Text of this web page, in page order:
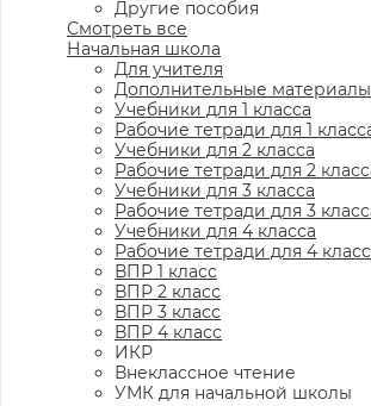
Другие пособия
Смотреть все
Начальная школа
Для учителя
Дополнительные материалы
Учебники для 1 класса
Рабочие тетради для 1
Учебники для 2 класса
Рабочие тетради для 2
Учебники для 3 класса
Рабочие тетради для 3
Учебники для 4 класса
Рабочие тетради для 4
ВПР 1 класс
ВПР 2 класс
ВПР 3 класс
ВПР 4 класс
ИКР
Внеклассное чтение
УМК для начальной школы